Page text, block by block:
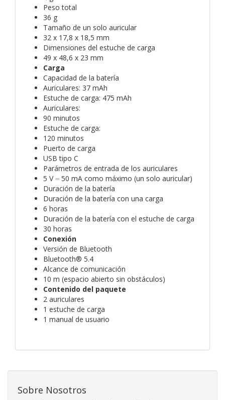
Peso total
36 g
Tamaño de un solo auricular
32 x 17,8 x 18,5 mm
Dimensiones del estuche de carga
49 x 48,6 x 23 mm
Carga
Capacidad de la batería
Auriculares: 37 mAh
Estuche de carga: 475 mAh
Auriculares:
90 minutos
Estuche de carga:
120 minutos
Puerto de carga
USB tipo C
Parámetros de entrada de los auriculares
5 V ⎓ 50 mA como máximo (un solo auricular)
Duración de la batería
Duración de la batería con una carga
6 horas
Duración de la batería con el estuche de carga
30 horas
Conexión
Versión de Bluetooth
Bluetooth® 5.4
Alcance de comunicación
10 m (espacio abierto sin obstáculos)
Contenido del paquete
2 auriculares
1 estuche de carga
1 manual de usuario
Sobre Nosotros